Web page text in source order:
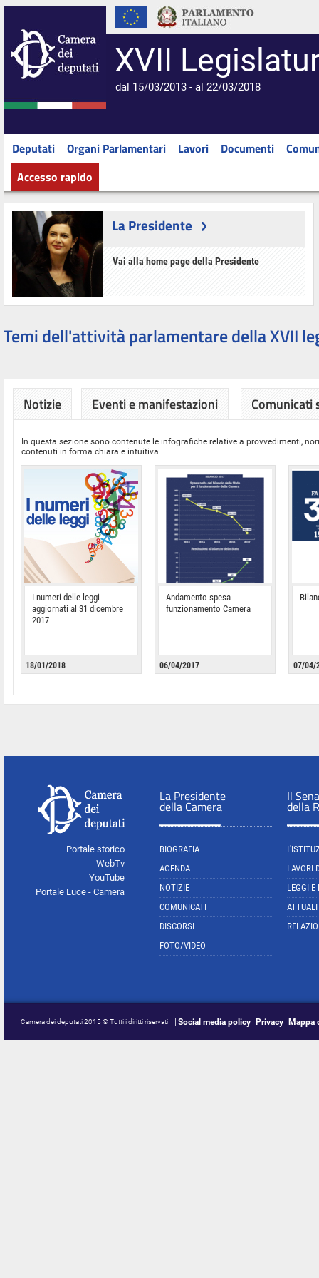
XVII
dal 15/03/2013 - al 22/03/2018
Deputati Organi Parlamentari Lavori Documenti
Accesso rapido
La Presidente
Vai alla home page della Presidente
Temi dell'attività parlamentare della XVII
Notizie Eventi e manifestazioni Comunicati
In questa sezione sono contenute le infografiche relative a provvedimenti,
contenuti in forma chiara e intuitiva
I numeri delle leggi
aggiornati al 31 dicembre
2017
18/01/2018
Andamento spesa
funzionamento Camera
06/04/2017 07/04/
Portale storico
WebTv
YouTube
Portale Luce - Camera
La Presidente
della Camera
BIOGRAFIA
AGENDA
NOTIZIE
COMUNICATI
DISCORSI
FOTO/VIDEO
Il
della
LAVORI
LEGGI E
Camera dei deputati 2015 © Tutti i diritti riservati Social media policy Privacy Mappa